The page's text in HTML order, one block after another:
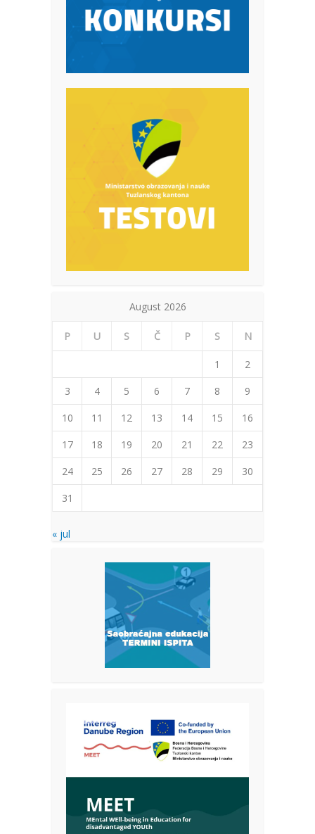
August 2026
P U S Č P S N
1
2
3
4 5 6 7 8
9
10
11 12 13 14 15
16
17
18 19 20 21 22
23
24
25 26 27 28 29
30
31
« jul